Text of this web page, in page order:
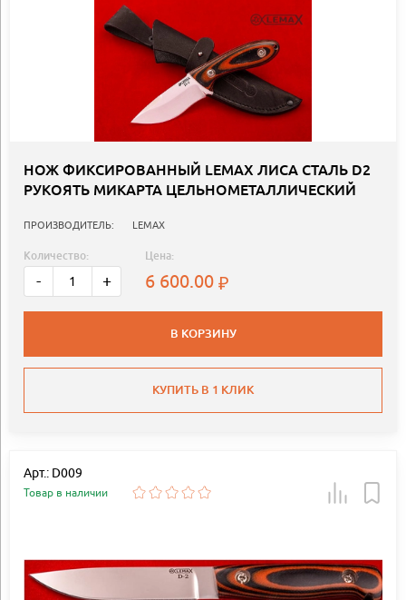
НОЖ ФИКСИРОВАННЫЙ LEMAX ЛИСА СТАЛЬ D2
РУКОЯТЬ МИКАРТА ЦЕЛЬНОМЕТАЛЛИЧЕСКИЙ
ПРОИЗВОДИТЕЛЬ: LEMAX
Количество:
- +
Цена:
6 600.00
В КОРЗИНУ
КУПИТЬ В 1 КЛИК
Арт.: D009
Товар в наличии